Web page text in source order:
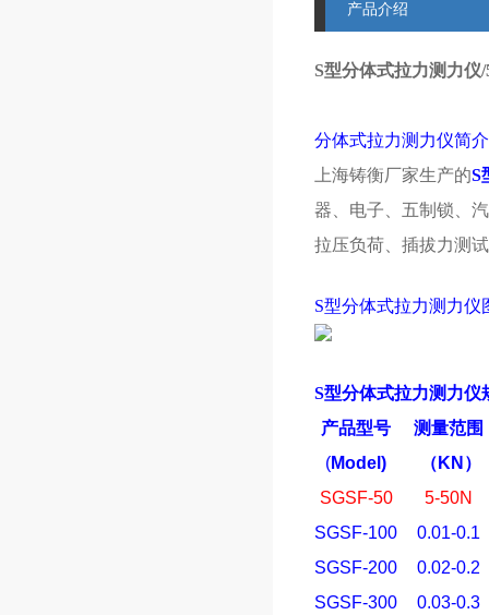
产品介绍
S型分体式拉力测力仪
分体式拉力测力仪简介
上海铸衡厂家生产的S
器、电子、五制锁、
拉压负荷、插拔力测
S型分体式拉力测力仪
S型分体式拉力测力仪
产品型号
(Model)
测量范围
（ KN ）
SGSF-50
5-50N
SGSF-100
0.01-0.1
SGSF-200
0.02-0.2
SGSF-300
0.03-0.3